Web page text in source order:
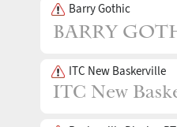
Barry Gothic
ITC New Baskerville